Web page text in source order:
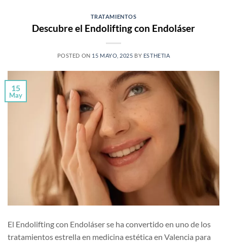
TRATAMIENTOS
Descubre el Endolifting con Endoláser
POSTED ON 15 MAYO, 2025 BY ESTHETIA
15
May
El Endolifting con Endoláser se ha convertido en uno de los
tratamientos estrella en medicina estética en Valencia para